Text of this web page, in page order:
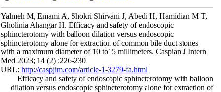
Yalmeh M, Emami A, Shokri Shirvani J, Abedi H, Hamidian M T,
Gholinia Ahangar H. Efficacy and safety of endoscopic
sphincterotomy with balloon dilation versus endoscopic
sphincterotomy alone for extraction of common bile duct stones
with a maximum diameter of 10 to15 millimeters. Caspian J Intern
Med 2023; 14 (2) :226-230
URL:http://caspjim.com/article-1-3279-fa.html
Efficacy and safety of endoscopic sphincterotomy with balloon
dilation versus endoscopic sphincterotomy alone for extraction of